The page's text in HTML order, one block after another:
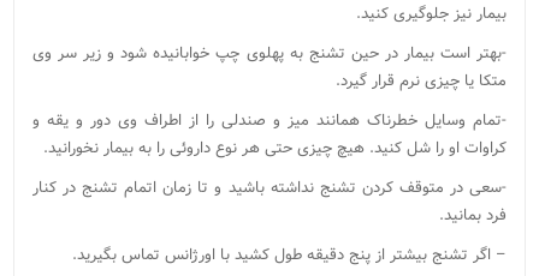
بیمار نیز جلوگیری کنید.
-بهتر است بیمار در حین تشنج به پهلوی چپ خوابانیده شود و زیر سر وی
متکا یا چیزی نرم قرار گیرد.
-تمام وسایل خطرناک همانند میز و صندلی را از اطراف وی دور و یقه و
کراوات او را شل کنید. هیچ چیزی حتی هر نوع داروئی را به بیمار نخورانید.
-سعی در متوقف کردن تشنج نداشته باشید و تا زمان اتمام تشنج در کنار
فرد بمانید.
– اگر تشنج بیشتر از پنج دقیقه طول کشید با اورژانس تماس بگیرید.